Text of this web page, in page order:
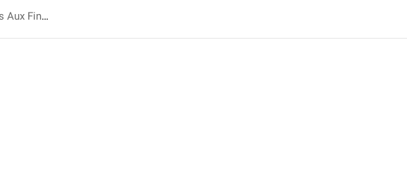
Recueil De Quelques Pieces Relatives Aux Finances Et Au Commerce De L'Angleterre